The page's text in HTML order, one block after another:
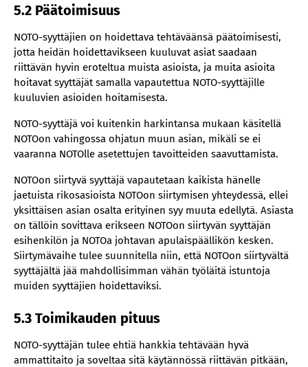
5.2 Päätoimisuus
NOTO-syyttäjien on hoidettava tehtäväänsä päätoimisesti,
jotta heidän hoidettavikseen kuuluvat asiat saadaan
riittävän hyvin eroteltua muista asioista, ja muita asioita
hoitavat syyttäjät samalla vapautettua NOTO-syyttäjille
kuuluvien asioiden hoitamisesta.
NOTO-syyttäjä voi kuitenkin harkintansa mukaan käsitellä
NOTOon vahingossa ohjatun muun asian, mikäli se ei
vaaranna NOTOlle asetettujen tavoitteiden saavuttamista.
NOTOon siirtyvä syyttäjä vapautetaan kaikista hänelle
jaetuista rikosasioista NOTOon siirtymisen yhteydessä, ellei
yksittäisen asian osalta erityinen syy muuta edellytä. Asiasta
on tällöin sovittava erikseen NOTOon siirtyvän syyttäjän
esihenkilön ja NOTOa johtavan apulaispäällikön kesken.
Siirtymävaihe tulee suunnitella niin, että NOTOon siirtyvältä
syyttäjältä jää mahdollisimman vähän työläitä istuntoja
muiden syyttäjien hoidettaviksi.
5.3 Toimikauden pituus
NOTO-syyttäjän tulee ehtiä hankkia tehtävään hyvä
ammattitaito ja soveltaa sitä käytännössä riittävän pitkään,